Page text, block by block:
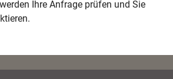
Ihre Anfrage prüfen und Sie